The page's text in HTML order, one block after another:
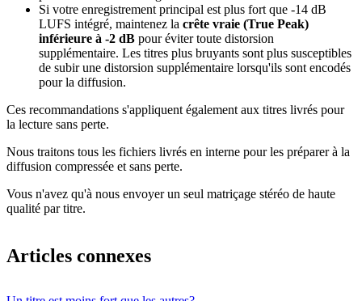
Si votre enregistrement principal est plus fort que -14 dB
LUFS intégré, maintenez la crête vraie (True Peak)
inférieure à -2 dB pour éviter toute distorsion
supplémentaire. Les titres plus bruyants sont plus susceptibles
de subir une distorsion supplémentaire lorsqu'ils sont encodés
pour la diffusion.
Ces recommandations s'appliquent également aux titres livrés pour
la lecture sans perte.
Nous traitons tous les fichiers livrés en interne pour les préparer à la
diffusion compressée et sans perte.
Vous n'avez qu'à nous envoyer un seul matriçage stéréo de haute
qualité par titre.
Articles connexes